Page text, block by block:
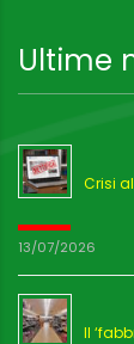
Ultime
Crisi
13/07/2026
Il